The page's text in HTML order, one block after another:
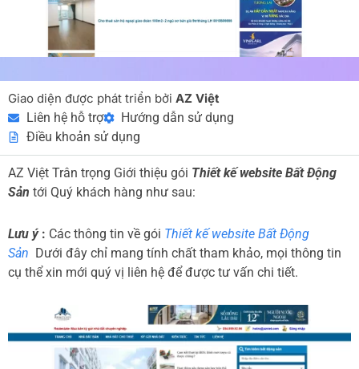
Giao diện được phát triển bởi AZ Việt
Liên hệ hỗ trợ
Hướng dẫn sử dụng
Điều khoản sử dụng
AZ Việt Trân trọng Giới thiệu gói Thiết kế website Bất Động
Sản tới Quý khách hàng như sau:
Lưu ý: Các thông tin về gói Thiết kế website Bất Động
Sản Dưới đây chỉ mang tính chất tham khảo, mọi thông tin
cụ thể xin mới quý vị liên hệ để được tư vấn chi tiết.